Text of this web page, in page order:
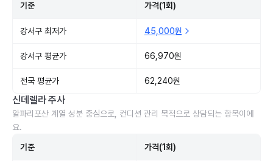
기준 가격(1회)
강서구 최저가 45,000원
강서구 평균가 66,970원
전국 평균가 62,240원
신데렐라 주사
알파리포산 계열 성분 중심으로, 컨디션 관리 목적으로 상담되는 항목이에
요.
기준 가격(1회)